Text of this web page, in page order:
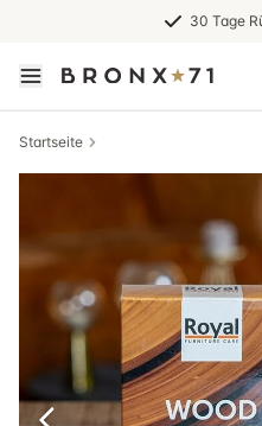
30 Tage
Startseite